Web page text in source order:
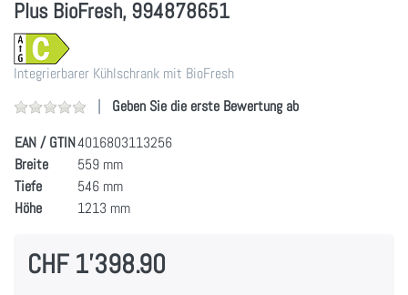
Plus BioFresh, 994878651
Integrierbarer Kühlschrank mit BioFresh
Geben Sie die erste Bewertung ab
EAN / GTIN4016803113256
Breite
559 mm
Tiefe
546 mm
Höhe
1213 mm
CHF 1'398.90